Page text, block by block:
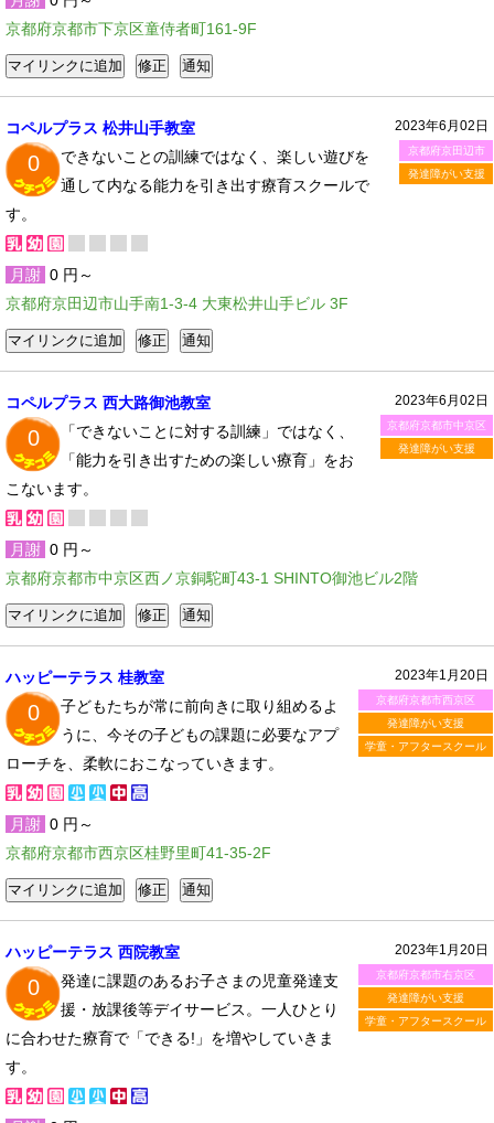
京都府京都市下京区童侍者町161-9F
2023年6月02日
京都府京田辺市
発達障がい支援
コペルプラス 松井山手教室
0
できないことの訓練ではなく、楽しい遊びを
通して内なる能力を引き出す療育スクールで
す。
月謝 0 円～
京都府京田辺市山手南1-3-4 大東松井山手ビル 3F
2023年6月02日
京都府京都市中京区
発達障がい支援
コペルプラス 西大路御池教室
0
「できないことに対する訓練」ではなく、
「能力を引き出すための楽しい療育」をお
こないます。
月謝 0 円～
京都府京都市中京区西ノ京銅駝町43-1 SHINTO御池ビル2階
2023年1月20日
京都府京都市西京区
発達障がい支援
学童・アフタースクール
ハッピーテラス 桂教室
0
子どもたちが常に前向きに取り組めるよ
うに、今その子どもの課題に必要なアプ
ローチを、柔軟におこなっていきます。
月謝 0 円～
京都府京都市西京区桂野里町41-35-2F
2023年1月20日
京都府京都市右京区
発達障がい支援
学童・アフタースクール
ハッピーテラス 西院教室
0
発達に課題のあるお子さまの児童発達支
援・放課後等デイサービス。一人ひとり
に合わせた療育で「できる!」を増やしていきま
す。